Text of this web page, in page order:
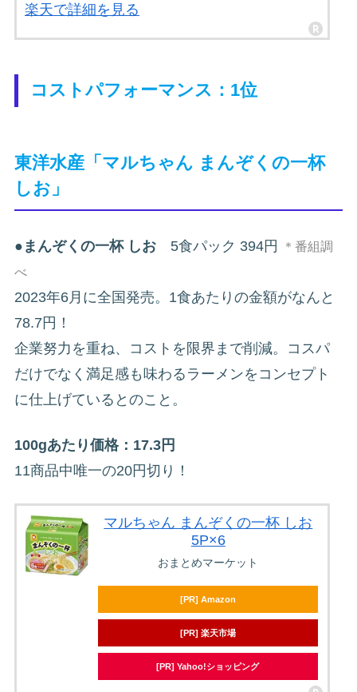
楽天で詳細を見る
コストパフォーマンス：1位
東洋水産「マルちゃん まんぞくの一杯
しお」
● まんぞくの一杯 しお 5食パック 394円
＊番組調
べ
2023年6月に全国発売。1食あたりの金額がなんと
78.7円！
企業努力を重ね、コストを限界まで削減。コスパ
だけでなく満足感も味わるラーメンをコンセプト
に仕上げているとのこと。
100gあたり価格：17.3円
11商品中唯一の20円切り！
マルちゃん まんぞくの一杯 しお
5P×6
おまとめマーケット
[PR] Amazon
[PR] 楽天市場
[PR] Yahoo!ショッピング